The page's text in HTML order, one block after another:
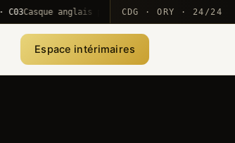
Casque anglais positionné · rotation MEA ·
CDG · ORY · 24/24
Espace intérimaires